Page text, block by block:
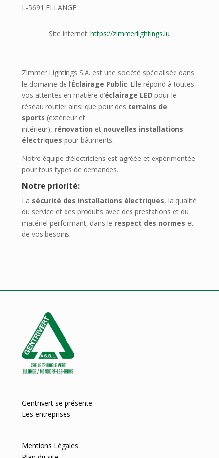
L-5691 ELLANGE
Site internet:https://zimmerlightings.lu
Zimmer Lightings S.A. est une société spécialisée dans
le domaine de l’Éclairage Public. Elle répond à toutes
vos attentes en matière d’éclairage LED pour le
réseau routier ainsi que pour des terrains de
sports (extérieur et
intérieur), rénovation et nouvelles installations
électriques pour bâtiments.
Notre équipe d’électriciens est agréée et expérimentée
pour tous types de demandes.
Notre priorité:
La sécurité des installations électriques, la qualité
du service et des produits avec des prestations et du
matériel performant, dans le respect des normes et
de vos besoins.
Gentrivert se présente
Les entreprises
Mentions Légales